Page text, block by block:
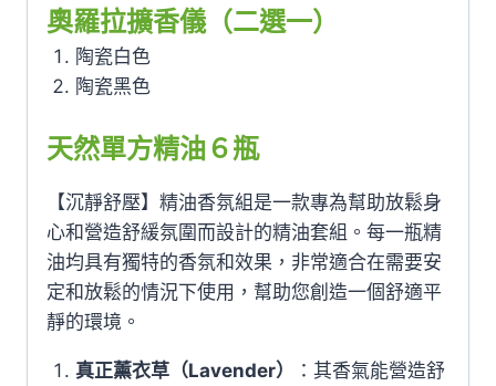
奧羅拉擴香儀（二選一）
陶瓷白色
陶瓷黑色
天然單方精油６瓶
【沉靜舒壓】精油香氛組是一款專為幫助放鬆身
心和營造舒緩氛圍而設計的精油套組。每一瓶精
油均具有獨特的香氛和效果，非常適合在需要安
定和放鬆的情況下使用，幫助您創造一個舒適平
靜的環境。
真正薰衣草（Lavender）
：其香氣能營造舒